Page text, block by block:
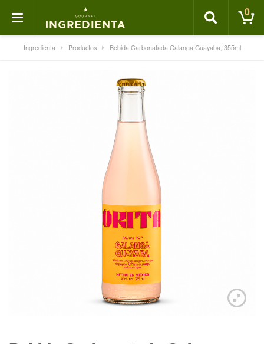
0
Ingredienta Productos Bebida Carbonatada Galanga Guayaba, 355ml